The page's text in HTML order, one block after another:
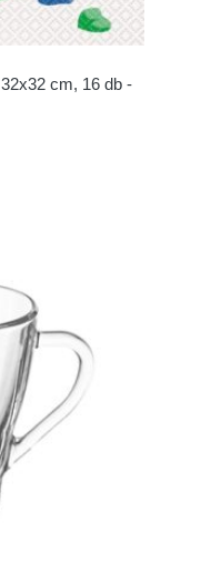
cm, 16 db -